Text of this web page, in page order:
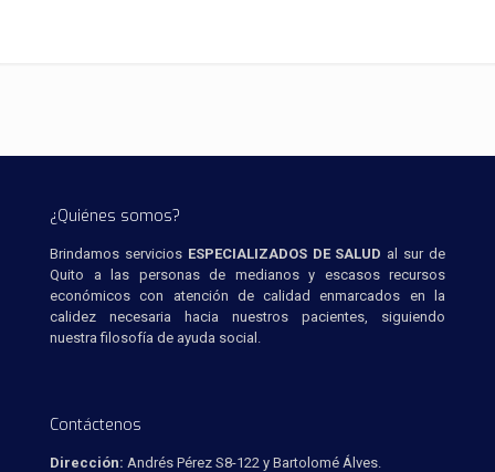
¿Quiénes somos?
Brindamos servicios ESPECIALIZADOS DE SALUD al sur de
Quito a las personas de medianos y escasos recursos
económicos con atención de calidad enmarcados en la
calidez necesaria hacia nuestros pacientes, siguiendo
nuestra filosofía de ayuda social.
Contáctenos
Dirección: Andrés Pérez S8-122 y Bartolomé Álves.